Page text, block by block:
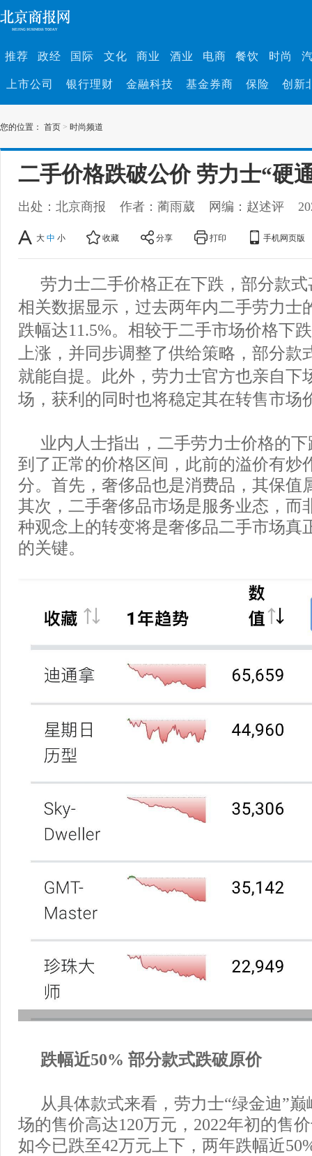
推荐 政经 国际 文化 商业 酒业 电商 餐饮 时尚
上市公司 银行理财 金融科技 基金券商 保险 创新
您的位置： 首页 > 时尚频道
二手价格跌破公价 劳力士“硬
出处：北京商报 作者：蔺雨葳 网编：赵述评
大 中 小 收藏 分享 打印 手机网页版
劳力士二手价格正在下跌，部分款
相关数据显示，过去两年内二手劳力士
跌幅达11.5%。相较于二手市场价格下
上涨，并同步调整了供给策略，部分款
就能自提。此外，劳力士官方也亲自下
场，获利的同时也将稳定其在转售市场
业内人士指出，二手劳力士价格的
到了正常的价格区间，此前的溢价有炒
分。首先，奢侈品也是消费品，其保值
其次，二手奢侈品市场是服务业态，而
种观念上的转变将是奢侈品二手市场真
的关键。
跌幅近50% 部分款式跌破原价
从具体款式来看，劳力士“绿金迪”
场的售价高达120万元，2022年初的售
如今已跌至42万元上下，两年跌幅近